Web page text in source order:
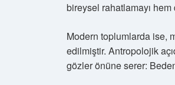
bireysel rahatlamayı hem
Modern toplumlarda ise,
edilmiştir. Antropolojik
gözler önüne serer: